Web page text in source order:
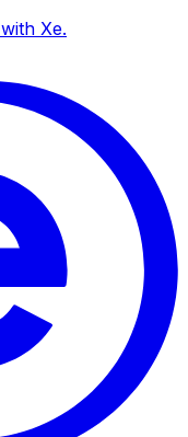
Xe.